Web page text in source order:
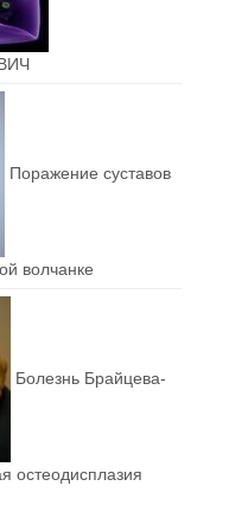
Поражение суставов
волчанке
Болезнь Брайцева-
остеодисплазия